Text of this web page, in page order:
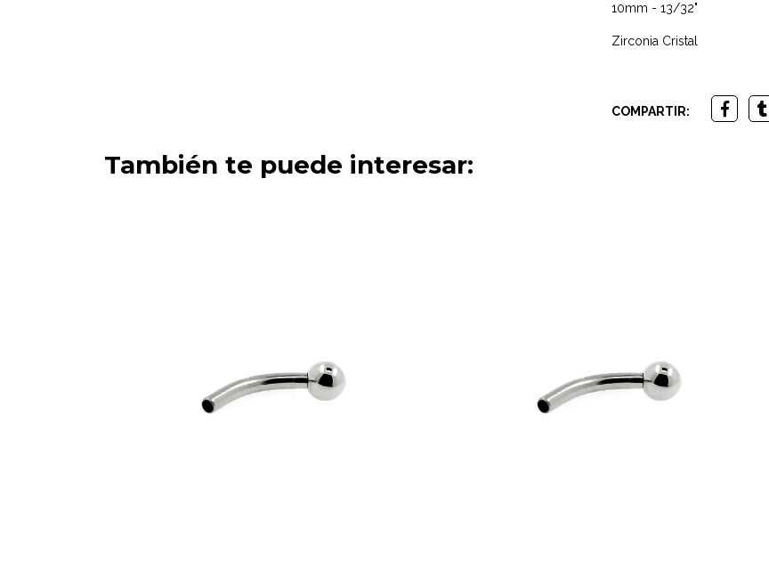
10mm - 13/32"
Zirconia Cristal
COMPARTIR:
También te puede interesar: